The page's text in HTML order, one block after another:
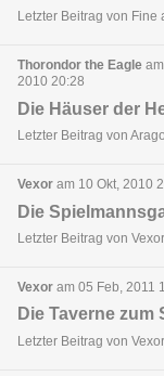
Letzter Beitrag von Fine
Thorondor the Eagle
2010 20:28
Die Häuser der
Letzter Beitrag von
Vexor am 10 Okt, 2010
Die
Letzter Beitrag von
Vexor am 05 Feb, 2011
Die Taverne zum
Letzter Beitrag von